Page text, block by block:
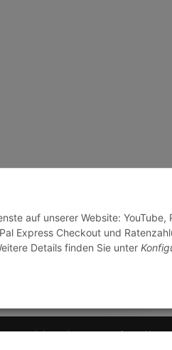
Handels GmbH Perfected by
auf unserer Website: YouTube,
Express Checkout und
Details finden Sie unter